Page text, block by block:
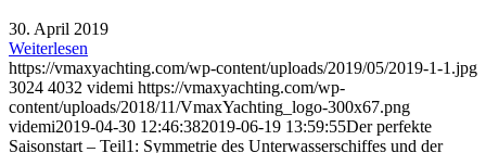
30. April 2019
Weiterlesen
https://vmaxyachting.com/wp-content/uploads/2019/05/2019-1-1.jpg
3024 4032 videmi https://vmaxyachting.com/wp-
content/uploads/2018/11/VmaxYachting_logo-300x67.png
videmi2019-04-30 12:46:382019-06-19 13:59:55Der perfekte
Saisonstart – Teil1: Symmetrie des Unterwasserschiffes und der